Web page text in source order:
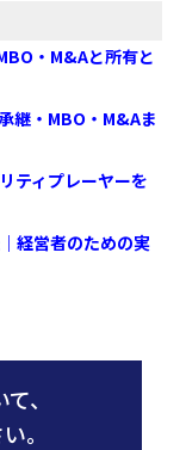
・M&Aと所有と
継・MBO・M&Aま
ティプレーヤーを
経営者のための実
、
。